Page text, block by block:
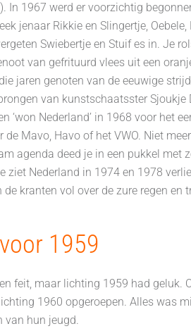
In 1967 werd er voorzichtig
jenaar Rikkie en Slingertje,
Swiebertje en Stuif es in. Je
van gefrituurd vlees uit een
jaren genoten van de eeuwige
van kunstschaatsster
‘won Nederland’ in 1968 voor het
Mavo, Havo of het VWO. Niet
agenda deed je in een pukkel
ziet Nederland in 1974 en 1978
kranten vol over de zure regen en
1959
feit, maar lichting 1959 had
1960 opgeroepen. Alles was
van hun jeugd.